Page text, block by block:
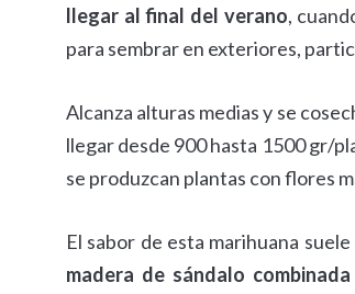
llegar al final del verano,
para sembrar en exteriores,
Alcanza alturas medias y se
llegar desde 900 hasta 1500 gr/
se produzcan plantas con flores
El sabor de esta marihuana
madera de sándalo